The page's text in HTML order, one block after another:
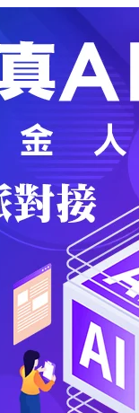
登入
魔法弟子｜自資出版｜
國際級品牌課程|優惠通知|